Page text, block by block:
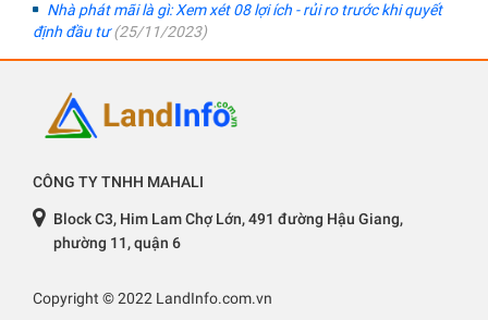
Nhà phát mãi là gì: Xem xét 08 lợi ích - rủi ro trước khi quyết
định đầu tư(25/11/2023)
CÔNG TY TNHH MAHALI
Block C3, Him Lam Chợ Lớn, 491 đường Hậu Giang,
phường 11, quận 6
Copyright © 2022 LandInfo.com.vn